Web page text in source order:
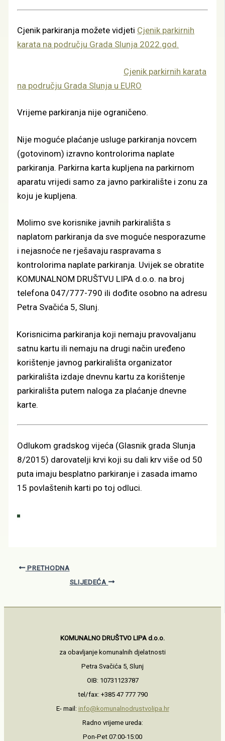
Cjenik parkiranja možete vidjeti Cjenik parkirnih
karata na području Grada Slunja 2022.god.
Cjenik parkirnih karata
na području Grada Slunja u EURO
Vrijeme parkiranja nije ograničeno.
Nije moguće plaćanje usluge parkiranja novcem
(gotovinom) izravno kontrolorima naplate
parkiranja. Parkirna karta kupljena na parkirnom
aparatu vrijedi samo za javno parkiralište i zonu za
koju je kupljena.
Molimo sve korisnike javnih parkirališta s
naplatom parkiranja da sve moguće nesporazume
i nejasnoće ne rješavaju raspravama s
kontrolorima naplate parkiranja. Uvijek se obratite
KOMUNALNOM DRUŠTVU LIPA d.o.o. na broj
telefona 047/777-790 ili dođite osobno na adresu
Petra Svačića 5, Slunj.
Korisnicima parkiranja koji nemaju pravovaljanu
satnu kartu ili nemaju na drugi način uređeno
korištenje javnog parkirališta organizator
parkirališta izdaje dnevnu kartu za korištenje
parkirališta putem naloga za plaćanje dnevne
karte.
Odlukom gradskog vijeća (Glasnik grada Slunja
8/2015) darovatelji krvi koji su dali krv više od 50
puta imaju besplatno parkiranje i zasada imamo
15 povlaštenih karti po toj odluci.
PRETHODNA
SLIJEDEĆA
KOMUNALNO DRUŠTVO LIPA d.o.o.
za obavljanje komunalnih djelatnosti
Petra Svačića 5, Slunj
OIB: 10731123787
tel/fax: +385 47 777 790
E- mail: info@komunalnodrustvolipa.hr
Radno vrijeme ureda:
Pon-Pet 07:00-15:00